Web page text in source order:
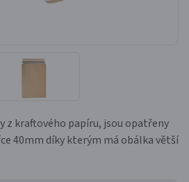
z kraftového papíru, jsou opatřeny
40mm díky kterým má obálka větší